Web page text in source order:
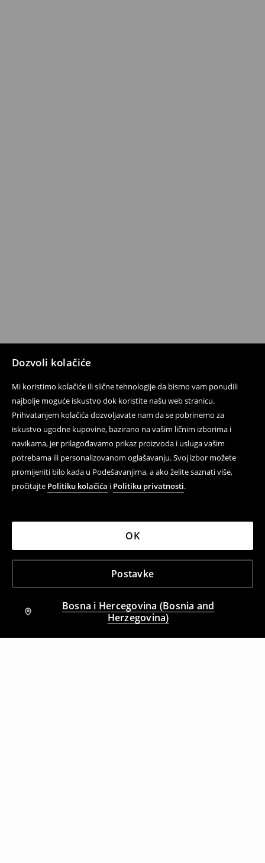
Dozvoli kolačiće
Mi koristimo kolačiće ili slične tehnologije da bismo vam ponudili
najbolje moguće iskustvo dok koristite našu web stranicu.
Prihvatanjem kolačića dozvoljavate nam da se pobrinemo za
iskustvo ugodne kupovine, bazirano na vašim ličnim izborima i
navikama, jer prilagođavamo prikaz proizvoda i usluga vašim
potrebama ili personalizovanom oglašavanju. Svoj izbor možete
promijeniti bilo kada u Podešavanjima, a ako želite saznati više,
pročitajte Politiku kolačića i Politiku privatnosti.
Postavke
OK
Bosna i Hercegovina (Bosnia and
Herzegovina)